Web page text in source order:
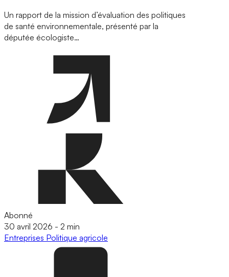
Un rapport de la mission d’évaluation des politiques
de santé environnementale, présenté par la
députée écologiste…
Abonné
30 avril 2026 - 2 min
Entreprises Politique agricole